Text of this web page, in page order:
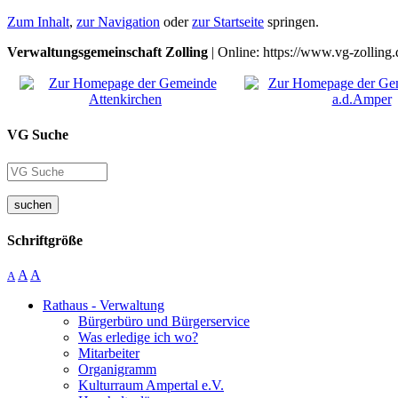
Zum Inhalt, zur Navigation oderzur Startseite springen.
Verwaltungsgemeinschaft Zolling | Online: https://www.vg-
VG Suche
suchen
Schriftgröße
A A A
Rathaus - Verwaltung
Bürgerbüro und Bürgerservice
Was erledige ich wo?
Mitarbeiter
Organigramm
Kulturraum Ampertal e.V.